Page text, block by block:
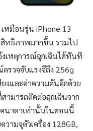
หมือนรุ่น iPhone 13
สิทธิภาพมากขึ้น รวมไป
เหตุการณ์ฉุกเฉินได้ทันที
รวจจับแรงจีถึง 256g
งและค่าความดันอีกด้วย
ามารถติดต่อฉุกเฉินจาก
นาดาเท่านั้นในตอนนี้
วามจุตัวเครื่อง 128GB,